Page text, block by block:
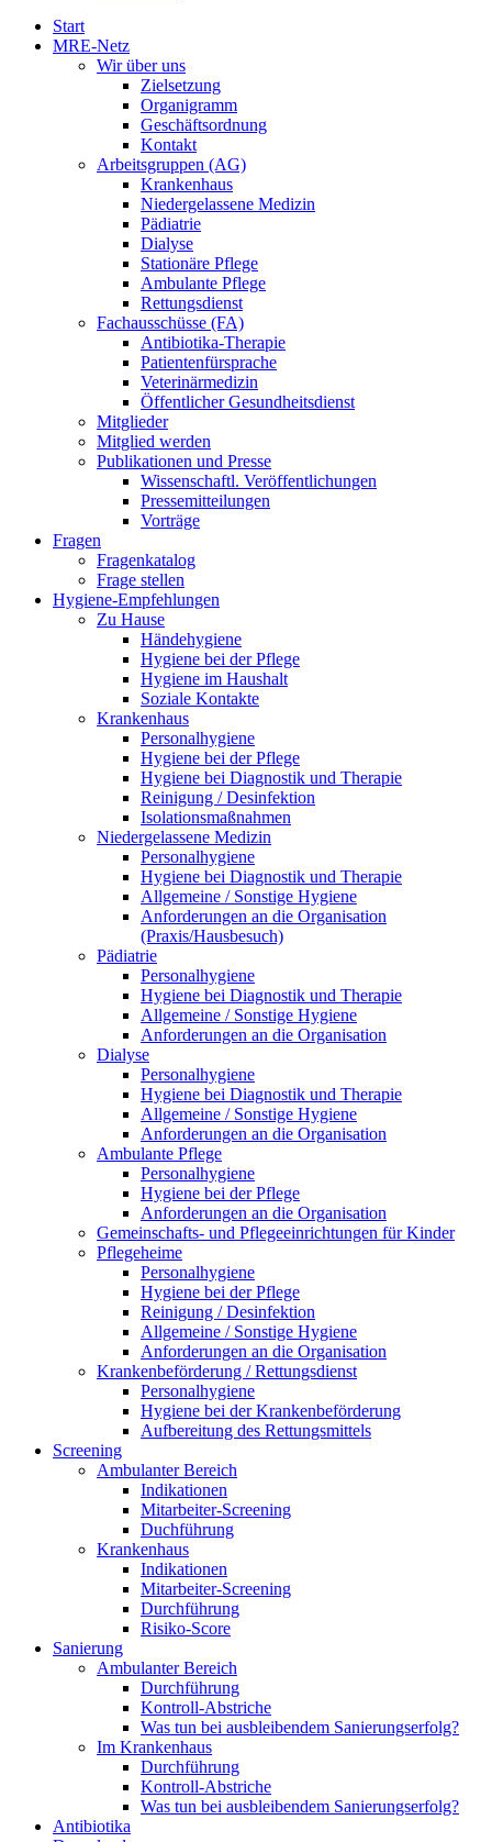
Start
MRE-Netz
Wir über uns
Zielsetzung
Organigramm
Geschäftsordnung
Kontakt
Arbeitsgruppen (AG)
Krankenhaus
Niedergelassene Medizin
Pädiatrie
Dialyse
Stationäre Pflege
Ambulante Pflege
Rettungsdienst
Fachausschüsse (FA)
Antibiotika-Therapie
Patientenfürsprache
Veterinärmedizin
Öffentlicher Gesundheitsdienst
Mitglieder
Mitglied werden
Publikationen und Presse
Wissenschaftl. Veröffentlichungen
Pressemitteilungen
Vorträge
Fragen
Fragenkatalog
Frage stellen
Hygiene-Empfehlungen
Zu Hause
Händehygiene
Hygiene bei der Pflege
Hygiene im Haushalt
Soziale Kontakte
Krankenhaus
Personalhygiene
Hygiene bei der Pflege
Hygiene bei Diagnostik und Therapie
Reinigung / Desinfektion
Isolationsmaßnahmen
Niedergelassene Medizin
Personalhygiene
Hygiene bei Diagnostik und Therapie
Allgemeine / Sonstige Hygiene
Anforderungen an die Organisation
(Praxis/Hausbesuch)
Pädiatrie
Personalhygiene
Hygiene bei Diagnostik und Therapie
Allgemeine / Sonstige Hygiene
Anforderungen an die Organisation
Dialyse
Personalhygiene
Hygiene bei Diagnostik und Therapie
Allgemeine / Sonstige Hygiene
Anforderungen an die Organisation
Ambulante Pflege
Personalhygiene
Hygiene bei der Pflege
Anforderungen an die Organisation
Gemeinschafts- und Pflegeeinrichtungen für Kinder
Pflegeheime
Personalhygiene
Hygiene bei der Pflege
Reinigung / Desinfektion
Allgemeine / Sonstige Hygiene
Anforderungen an die Organisation
Krankenbeförderung / Rettungsdienst
Personalhygiene
Hygiene bei der Krankenbeförderung
Aufbereitung des Rettungsmittels
Screening
Ambulanter Bereich
Indikationen
Mitarbeiter-Screening
Duchführung
Krankenhaus
Indikationen
Mitarbeiter-Screening
Durchführung
Risiko-Score
Sanierung
Ambulanter Bereich
Durchführung
Kontroll-Abstriche
Was tun bei ausbleibendem Sanierungserfolg?
Im Krankenhaus
Durchführung
Kontroll-Abstriche
Was tun bei ausbleibendem Sanierungserfolg?
Antibiotika